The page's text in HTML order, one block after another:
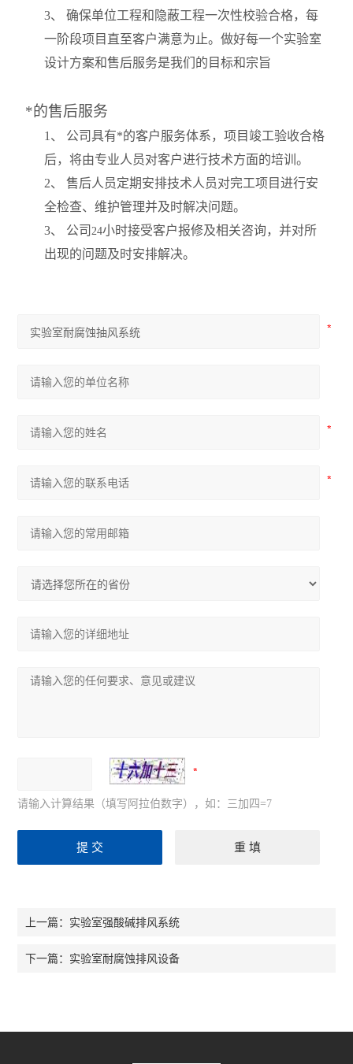
3、 确保单位工程和隐蔽工程一次性校验合格，每
一阶段项目直至客户满意为止。做好每一个实验室
设计方案和售后服务是我们的目标和宗旨
*的售后服务
1 、 公司具有*的客户服务体系，项目竣工验收合格
后，将由专业人员对客户进行技术方面的培训。
2、 售后人员定期安排技术人员对完工项目进行安
全检查、维护管理并及时解决问题。
3、 公司 24小时接受客户报修及相关咨询，并对所
出现的问题及时安排解决。
请输入计算结果（填写阿拉伯数字），如：三加四=7
上一篇： 实验室强酸碱排风系统
下一篇： 实验室耐腐蚀排风设备